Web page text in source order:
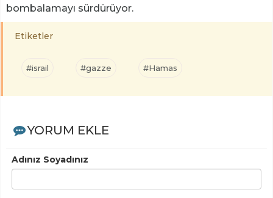
bombalamayı sürdürüyor.
Etiketler
#israil #gazze #Hamas
YORUM EKLE
Adınız Soyadınız